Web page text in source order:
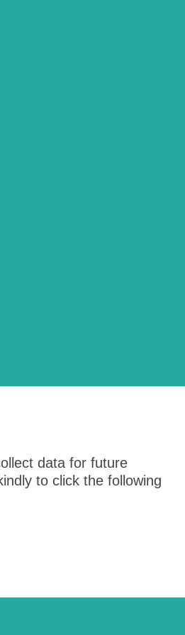
data for future
to click the following